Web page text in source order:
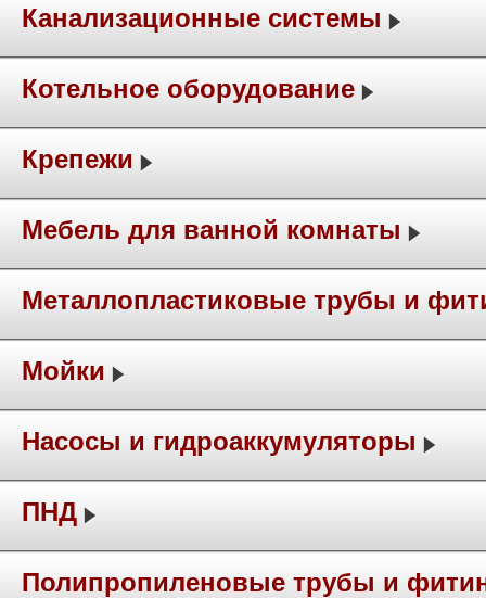
Канализационные системы
Котельное оборудование
Крепежи
Мебель для ванной комнаты
Металлопластиковые трубы и
Мойки
Насосы и гидроаккумуляторы
ПНД
Полипропиленовые трубы и